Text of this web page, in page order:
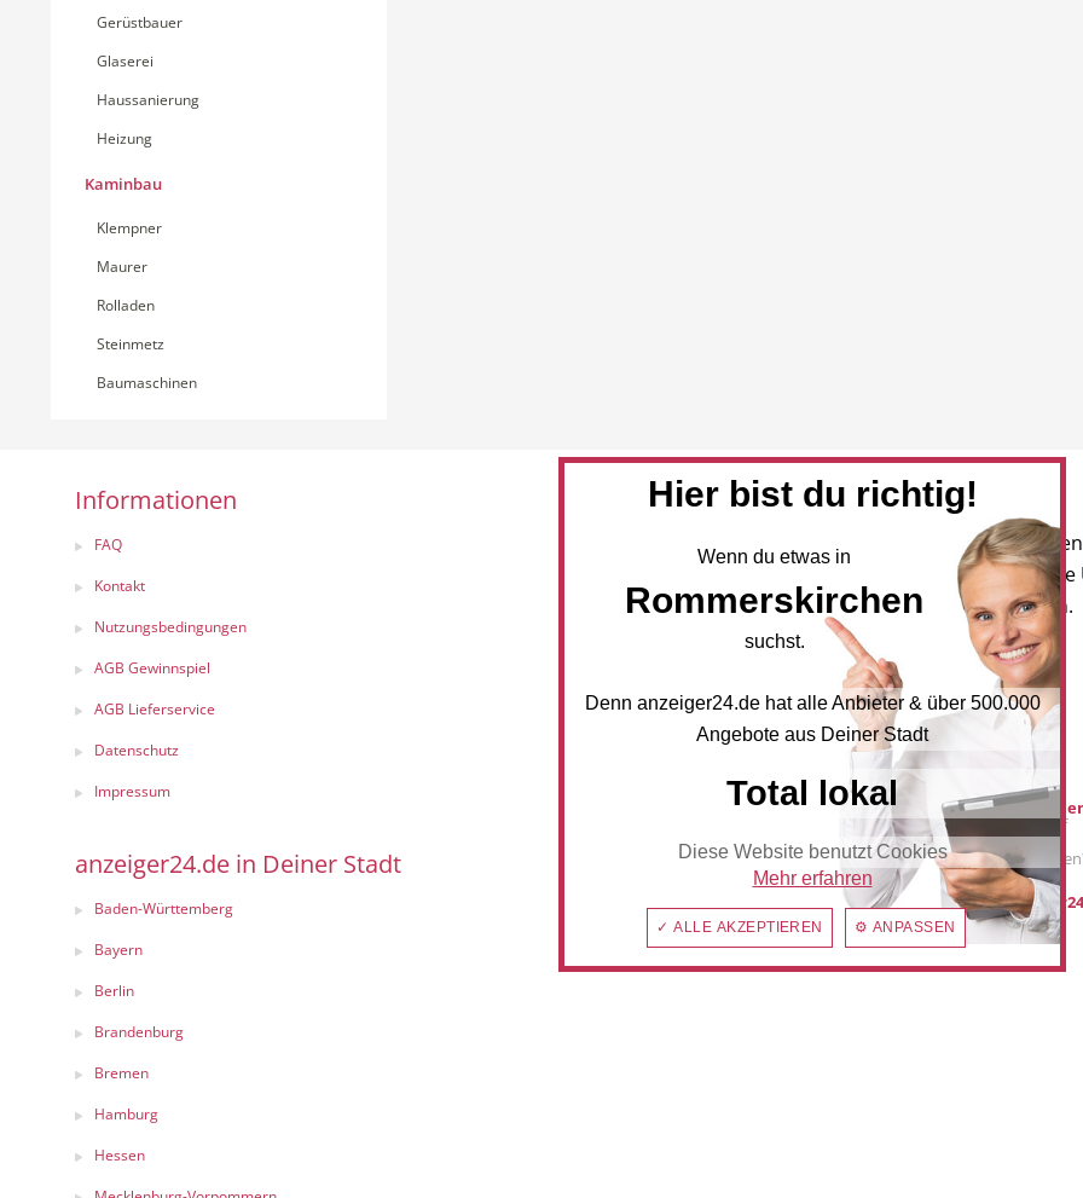
Gerüstbauer
Glaserei
Haussanierung
Heizung
Kaminbau
Klempner
Maurer
Rolladen
Steinmetz
Baumaschinen
Informationen
FAQ
Kontakt
Nutzungsbedingungen
AGB Gewinnspiel
AGB Lieferservice
Datenschutz
Impressum
anzeiger24.de in Deiner Stadt
Baden-Württemberg
Bayern
Berlin
Brandenburg
Bremen
Hamburg
Hessen
Newsletter
Melden Sie sich für unseren
Newsletter an, um
und Angebote zu erhalten.
NEWSLETTER BESTELLEN
Mediadaten
Werbung
Sie möchten auf
anzeiger24.de
Werbung
Hier bist du richtig!
Wenn du etwas in
Rommerskirchen
suchst.
Denn anzeiger24.de hat alle Anbieter & über 500.000
Angebote aus Deiner Stadt
Total lokal
Diese Website benutzt Cookies
Mehr erfahren
✓ ALLE AKZEPTIEREN ⚙ ANPASSEN